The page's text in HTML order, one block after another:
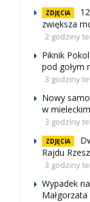
ZDJĘCIA
zwiększa
2 godziny
Piknik
pod gołym
3 godziny
Nowy
w
3 godziny
ZDJĘCIA
Rajdu
3 godziny
Wypadek